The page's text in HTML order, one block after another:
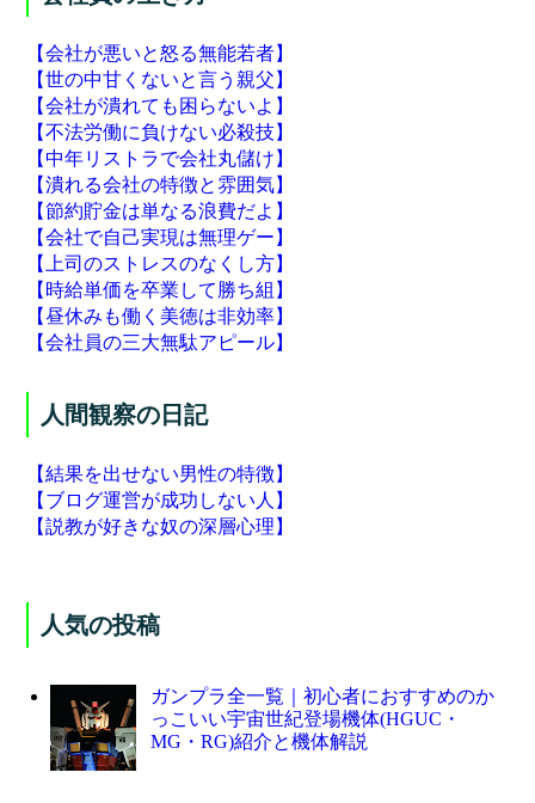
【会社が悪いと怒る無能若者】
【世の中甘くないと言う親父】
【会社が潰れても困らないよ】
【不法労働に負けない必殺技】
【中年リストラで会社丸儲け】
【潰れる会社の特徴と雰囲気】
【節約貯金は単なる浪費だよ】
【会社で自己実現は無理ゲー】
【上司のストレスのなくし方】
【時給単価を卒業して勝ち組】
【昼休みも働く美徳は非効率】
【会社員の三大無駄アピール】
人間観察の日記
【結果を出せない男性の特徴】
【ブログ運営が成功しない人】
【説教が好きな奴の深層心理】
人気の投稿
ガンプラ全一覧｜初心者におすすめのか
っこいい宇宙世紀登場機体(HGUC・
MG・RG)紹介と機体解説